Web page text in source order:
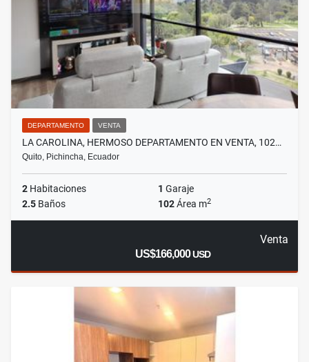
DEPARTAMENTO VENTA
LA CAROLINA, HERMOSO DEPARTAMENTO EN VENTA, 102…
Quito, Pichincha, Ecuador
2 Habitaciones 1 Garaje
2.5 Baños 102Área m2
Venta
US$166,000USD